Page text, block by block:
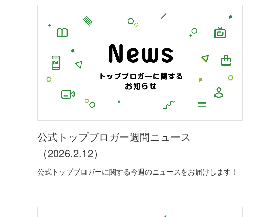
公式トップブロガー週間ニュース
（2026.2.12）
公式トップブロガーに関する今週のニュースをお届けします！